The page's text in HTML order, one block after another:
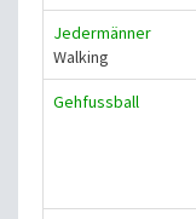
Jedermänner
Walking
Gehfussball